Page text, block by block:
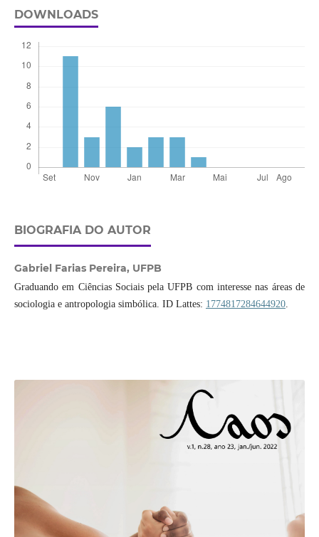
DOWNLOADS
BIOGRAFIA DO AUTOR
Gabriel Farias Pereira, UFPB
Graduando em Ciências Sociais pela UFPB com interesse nas áreas de
sociologia e antropologia simbólica. ID Lattes: 1774817284644920.